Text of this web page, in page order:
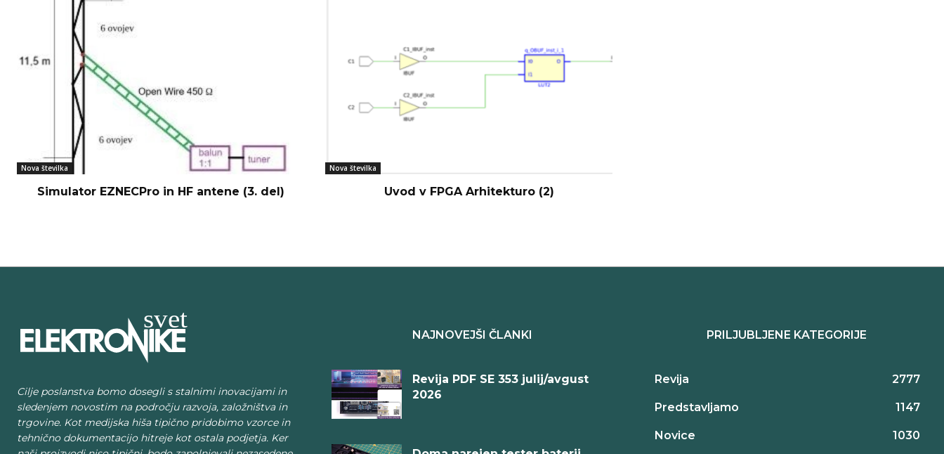
Nova številka
Simulator EZNECPro in HF antene (3. del)
Nova številka
Uvod v FPGA Arhitekturo (2)
Cilje poslanstva bomo dosegli s stalnimi inovacijami in
sledenjem novostim na področju razvoja, založništva in
trgovine. Kot medijska hiša tipično pridobimo vzorce in
tehnično dokumentacijo hitreje kot ostala podjetja. Ker
NAJNOVEJŠI ČLANKI
Revija PDF SE 353 julij/avgust
2026
PRILJUBLJENE KATEGORIJE
Revija 2777
Predstavljamo 1147
Novice 1030